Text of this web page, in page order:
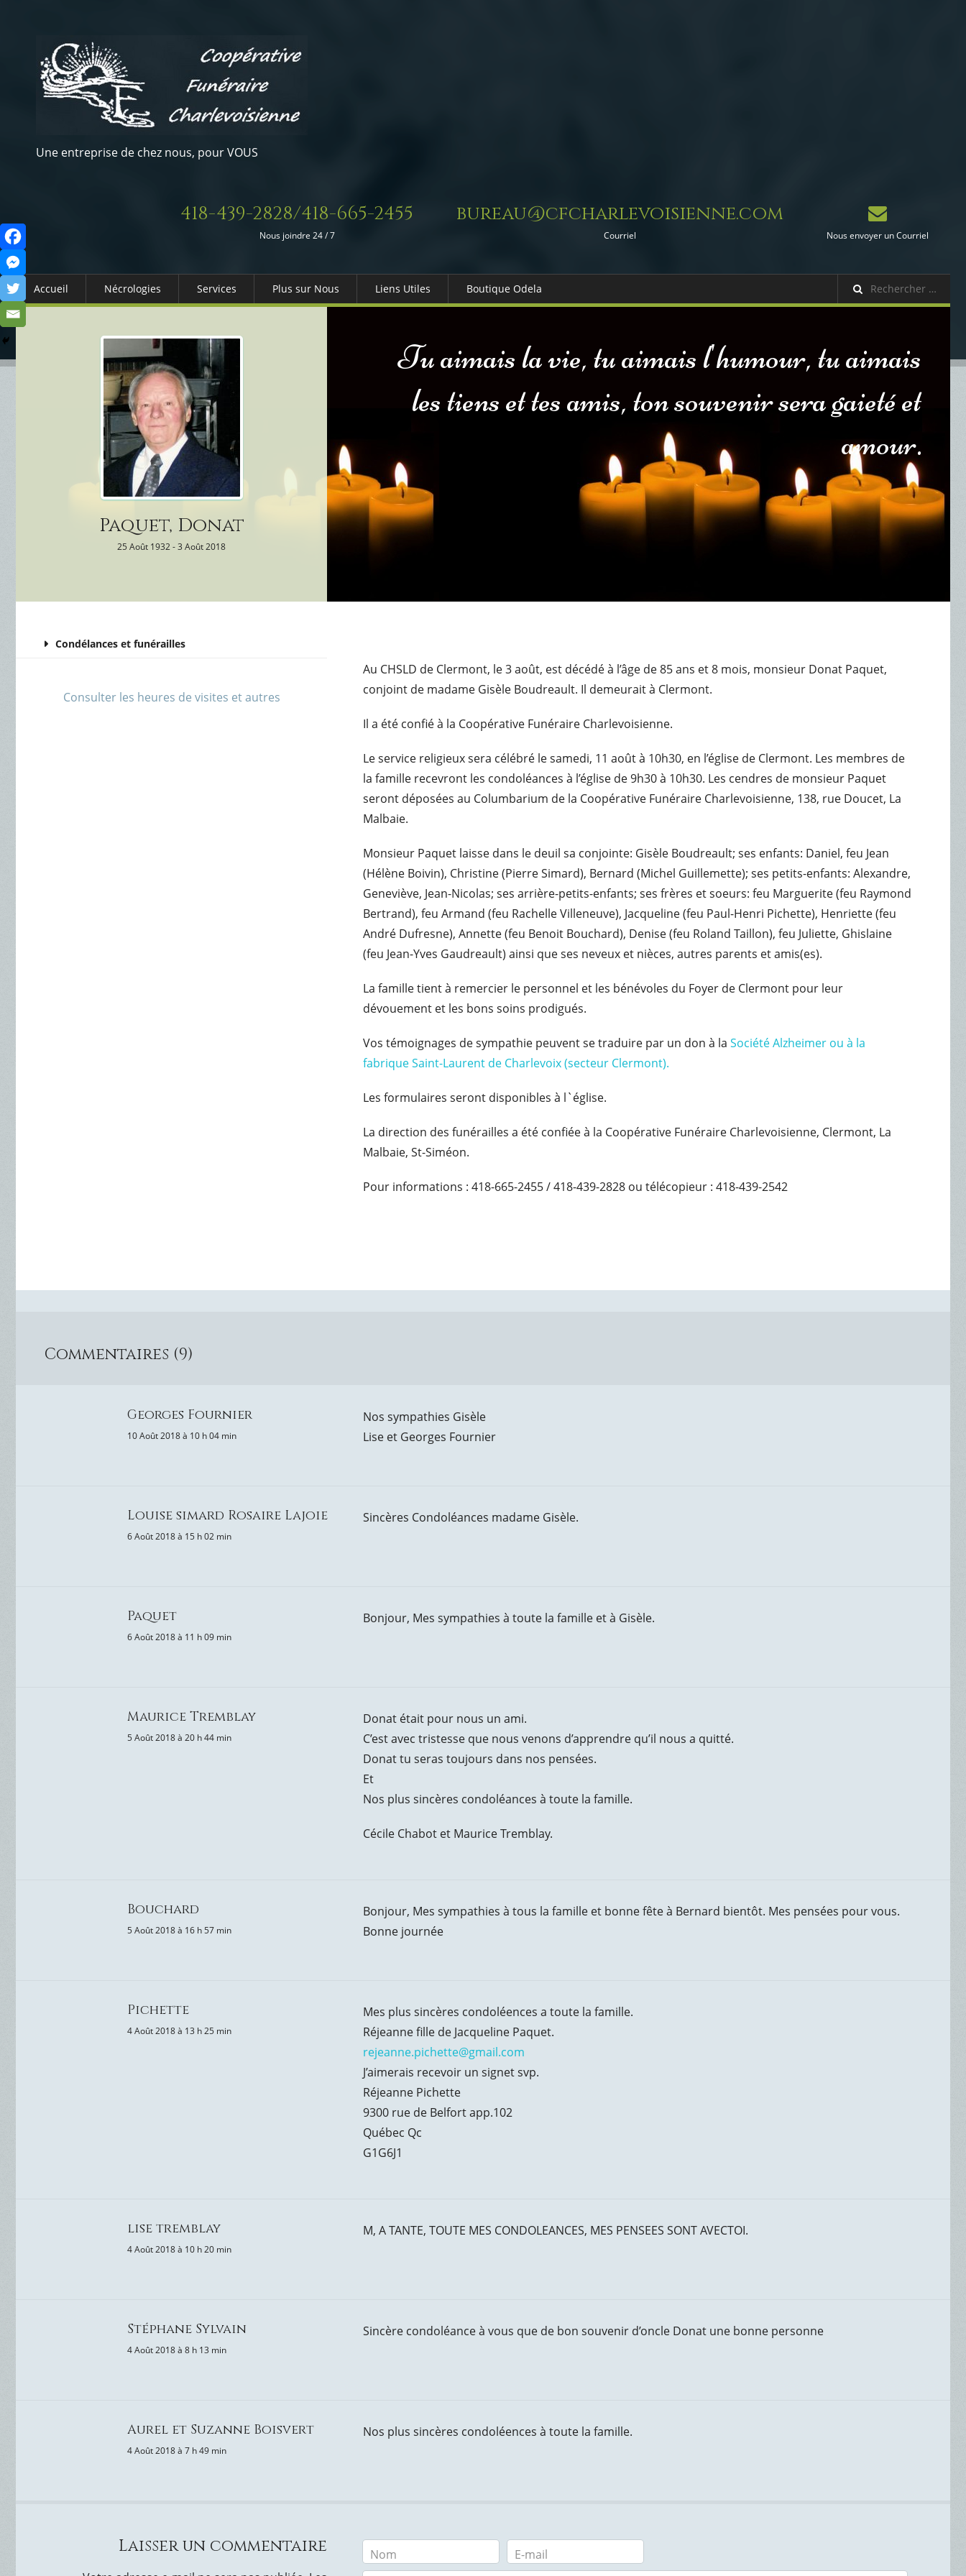
Une entreprise de chez nous, pour VOUS
418-439-2828/418-665-2455
Nous joindre 24 / 7
bureau@cfcharlevoisienne.com
Courriel Nous envoyer un Courriel
Accueil Nécrologies Services
Columbarium
Services Funéraires
Plus sur Nous Liens Utiles
Services Gouv. et Autres
Fleuristes
Boutique Odela
Paquet, Donat
25 Août 1932 - 3 Août 2018
Tu aimais la vie, tu aimais l'humour, tu aimais
les tiens et tes amis, ton souvenir sera gaieté et
amour.
Condélances et funérailles
Consulter les heures de visites et autres
Au CHSLD de Clermont, le 3 août, est décédé à l’âge de 85 ans et 8 mois, monsieur Donat Paquet,
conjoint de madame Gisèle Boudreault. Il demeurait à Clermont.
Il a été confié à la Coopérative Funéraire Charlevoisienne.
Le service religieux sera célébré le samedi, 11 août à 10h30, en l’église de Clermont. Les membres de
la famille recevront les condoléances à l’église de 9h30 à 10h30. Les cendres de monsieur Paquet
seront déposées au Columbarium de la Coopérative Funéraire Charlevoisienne, 138, rue Doucet, La
Malbaie.
Monsieur Paquet laisse dans le deuil sa conjointe: Gisèle Boudreault; ses enfants: Daniel, feu Jean
(Hélène Boivin), Christine (Pierre Simard), Bernard (Michel Guillemette); ses petits-enfants: Alexandre,
Geneviève, Jean-Nicolas; ses arrière-petits-enfants; ses frères et soeurs: feu Marguerite (feu Raymond
Bertrand), feu Armand (feu Rachelle Villeneuve), Jacqueline (feu Paul-Henri Pichette), Henriette (feu
André Dufresne), Annette (feu Benoit Bouchard), Denise (feu Roland Taillon), feu Juliette, Ghislaine
(feu Jean-Yves Gaudreault) ainsi que ses neveux et nièces, autres parents et amis(es).
La famille tient à remercier le personnel et les bénévoles du Foyer de Clermont pour leur
dévouement et les bons soins prodigués.
Vos témoignages de sympathie peuvent se traduire par un don à laSociété Alzheimer ou à la
fabrique Saint-Laurent de Charlevoix (secteur Clermont).
Les formulaires seront disponibles à l`église.
La direction des funérailles a été confiée à la Coopérative Funéraire Charlevoisienne, Clermont, La
Malbaie, St-Siméon.
Pour informations : 418-665-2455 / 418-439-2828 ou télécopieur : 418-439-2542
Commentaires (9)
Georges Fournier
10 Août 2018 à 10 h 04 min
Nos sympathies Gisèle
Lise et Georges Fournier
Louise simard Rosaire Lajoie
6 Août 2018 à 15 h 02 min
Sincères Condoléances madame Gisèle.
Paquet
6 Août 2018 à 11 h 09 min
Bonjour, Mes sympathies à toute la famille et à Gisèle.
Maurice Tremblay
5 Août 2018 à 20 h 44 min
Donat était pour nous un ami.
C’est avec tristesse que nous venons d’apprendre qu’il nous a quitté.
Donat tu seras toujours dans nos pensées.
Et
Nos plus sincères condoléances à toute la famille.
Cécile Chabot et Maurice Tremblay.
Bouchard
5 Août 2018 à 16 h 57 min
Bonjour, Mes sympathies à tous la famille et bonne fête à Bernard bientôt. Mes pensées pour vous.
Bonne journée
Pichette
4 Août 2018 à 13 h 25 min
Mes plus sincères condoléences a toute la famille.
Réjeanne fille de Jacqueline Paquet.
rejeanne.pichette@gmail.com
J’aimerais recevoir un signet svp.
Réjeanne Pichette
9300 rue de Belfort app.102
Québec Qc
G1G6J1
lise tremblay
4 Août 2018 à 10 h 20 min
M, A TANTE, TOUTE MES CONDOLEANCES, MES PENSEES SONT AVECTOI.
Stéphane Sylvain
4 Août 2018 à 8 h 13 min
Sincère condoléance à vous que de bon souvenir d’oncle Donat une bonne personne
Aurel et Suzanne Boisvert
4 Août 2018 à 7 h 49 min
Nos plus sincères condoléences à toute la famille.
Laisser un commentaire Nom E-mail